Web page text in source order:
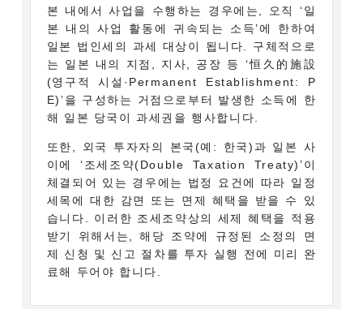
본 내에서 사업을 수행하는 경우에는, 오직 ‘일
본 내의 사업 활동에 귀속되는 소득’에 한하여
일본 법인세의 과세 대상이 됩니다. 구체적으로
는 일본 내의 지점, 지사, 공장 등 ‘恒久的施設
(영구적 시설·Permanent Establishment: P
E)’을 구성하는 거점으로부터 발생한 소득에 한
해 일본 당국이 과세권을 행사합니다.
또한, 외국 투자자의 본국(예: 한국)과 일본 사
이에 ‘조세조약(Double Taxation Treaty)’이
체결되어 있는 경우에는 법정 요건에 따라 일정
세목에 대한 감면 또는 면제 혜택을 받을 수 있
습니다. 이러한 조세조약상의 세제 혜택을 적용
받기 위해서는, 해당 조약에 규정된 소정의 면
제 신청 및 신고 절차를 투자 실행 전에 미리 완
료해 두어야 합니다.